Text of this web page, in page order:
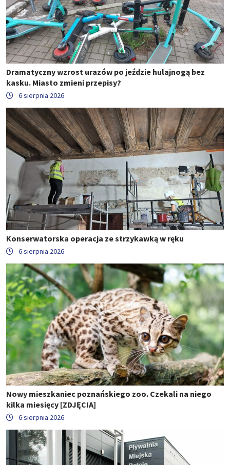
Dramatyczny wzrost urazów po jeździe hulajnogą bez
kasku. Miasto zmieni przepisy?
6 sierpnia 2026
Konserwatorska operacja ze strzykawką w ręku
6 sierpnia 2026
Nowy mieszkaniec poznańskiego zoo. Czekali na niego
kilka miesięcy [ZDJĘCIA]
6 sierpnia 2026